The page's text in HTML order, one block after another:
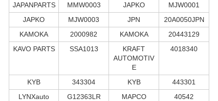
JAPANPARTS
MMW0003 JAPKO
MJW0001
JAPKO
MJW0003 JPN
20A0050JPN
KAMOKA
2000982 KAMOKA
20443129
KAVO PARTS
SSA1013
KRAFT
AUTOMOTIV
E
4018340
KYB 343304 KYB
443301
LYNXauto
G12363LR MAPCO
40542